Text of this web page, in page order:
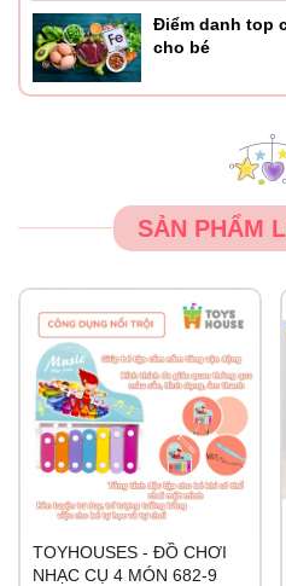
Điểm danh top
cho bé
SẢN PHẨM
TOYHOUSES - ĐỒ CHƠI
NHẠC CỤ 4 MÓN 682-9